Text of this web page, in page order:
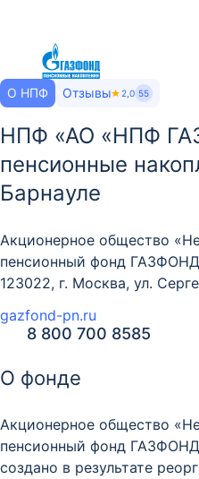
О НПФ Отзывы 2,0 55
НПФ «АО «НПФ
пенсионные
Барнауле
Акционерное общество
пенсионный фонд ГАЗФОНД
123022, г. Москва, ул.
gazfond-pn.ru
8 800 700 8585
О фонде
Акционерное общество
пенсионный фонд
создано в результате